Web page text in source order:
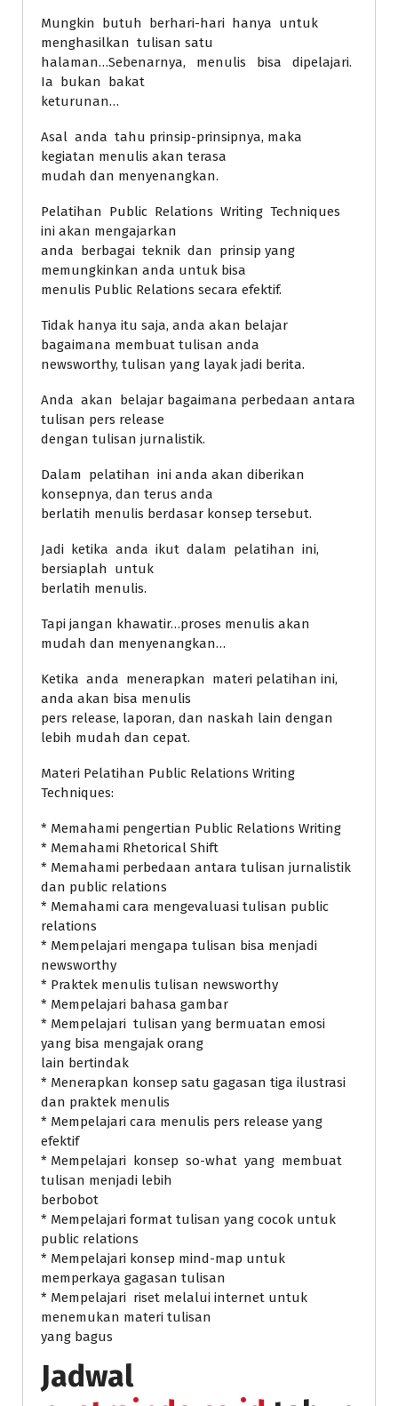
Mungkin butuh berhari-hari hanya untuk
menghasilkan tulisan satu
halaman…Sebenarnya, menulis bisa dipelajari.
Ia bukan bakat
keturunan…
Asal anda tahu prinsip-prinsipnya, maka
kegiatan menulis akan terasa
mudah dan menyenangkan.
Pelatihan Public Relations Writing Techniques
ini akan mengajarkan
anda berbagai teknik dan prinsip yang
memungkinkan anda untuk bisa
menulis Public Relations secara efektif.
Tidak hanya itu saja, anda akan belajar
bagaimana membuat tulisan anda
newsworthy, tulisan yang layak jadi berita.
Anda akan belajar bagaimana perbedaan antara
tulisan pers release
dengan tulisan jurnalistik.
Dalam pelatihan ini anda akan diberikan
konsepnya, dan terus anda
berlatih menulis berdasar konsep tersebut.
Jadi ketika anda ikut dalam pelatihan ini,
bersiaplah untuk
berlatih menulis.
Tapi jangan khawatir…proses menulis akan
mudah dan menyenangkan…
Ketika anda menerapkan materi pelatihan ini,
anda akan bisa menulis
pers release, laporan, dan naskah lain dengan
lebih mudah dan cepat.
Materi Pelatihan Public Relations Writing
Techniques:
* Memahami pengertian Public Relations Writing
* Memahami Rhetorical Shift
* Memahami perbedaan antara tulisan jurnalistik
dan public relations
* Memahami cara mengevaluasi tulisan public
relations
* Mempelajari mengapa tulisan bisa menjadi
newsworthy
* Praktek menulis tulisan newsworthy
* Mempelajari bahasa gambar
* Mempelajari tulisan yang bermuatan emosi
yang bisa mengajak orang
lain bertindak
* Menerapkan konsep satu gagasan tiga ilustrasi
dan praktek menulis
* Mempelajari cara menulis pers release yang
efektif
* Mempelajari konsep so-what yang membuat
tulisan menjadi lebih
berbobot
* Mempelajari format tulisan yang cocok untuk
public relations
* Mempelajari konsep mind-map untuk
memperkaya gagasan tulisan
* Mempelajari riset melalui internet untuk
menemukan materi tulisan
yang bagus
Jadwal